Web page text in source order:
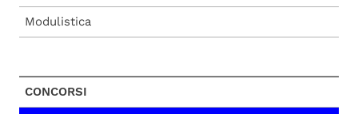
Modulistica
CONCORSI